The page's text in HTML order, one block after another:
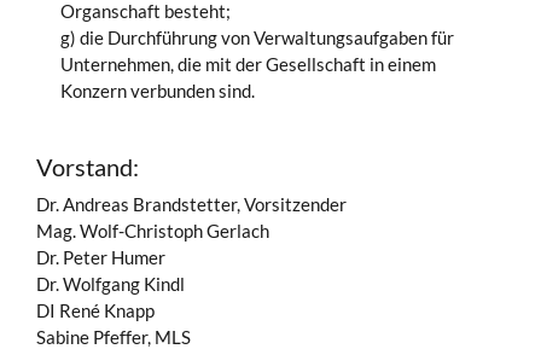
Organschaft besteht;
g) die Durchführung von Verwaltungsaufgaben für
Unternehmen, die mit der Gesellschaft in einem
Konzern verbunden sind.
Vorstand:
Dr. Andreas Brandstetter, Vorsitzender
Mag. Wolf-Christoph Gerlach
Dr. Peter Humer
Dr. Wolfgang Kindl
DI René Knapp
Sabine Pfeffer, MLS